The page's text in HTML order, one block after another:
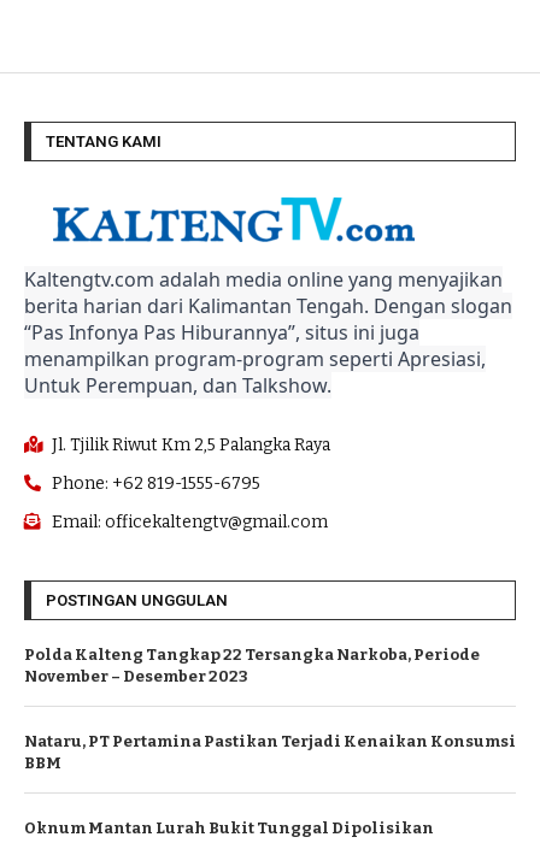
TENTANG KAMI
Kaltengtv.com adalah media online yang menyajikan
berita harian dari Kalimantan Tengah. Dengan slogan
“Pas Infonya Pas Hiburannya”, situs ini juga
menampilkan program-program seperti Apresiasi,
Untuk Perempuan, dan Talkshow.
Jl. Tjilik Riwut Km 2,5 Palangka Raya
Phone: +62 819-1555-6795
Email: officekaltengtv@gmail.com
POSTINGAN UNGGULAN
Polda Kalteng Tangkap 22 Tersangka Narkoba, Periode
November – Desember 2023
Nataru, PT Pertamina Pastikan Terjadi Kenaikan Konsumsi
BBM
Oknum Mantan Lurah Bukit Tunggal Dipolisikan